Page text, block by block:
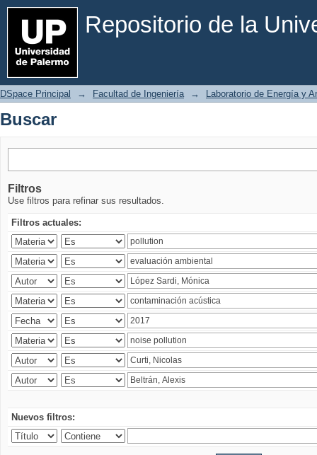
Repositorio de la
Buscar
DSpace Principal → Facultad de Ingeniería → Laboratorio de Energía y
Buscar
Filtros
Use filtros para refinar sus resultados.
Filtros actuales:
Nuevos filtros: